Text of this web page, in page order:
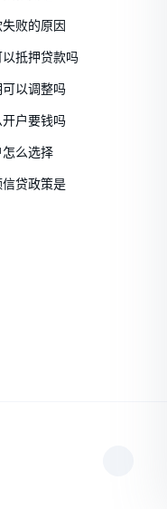
败的原因
抵押贷款吗
以调整吗
户要钱吗
怎么选择
贷政策是